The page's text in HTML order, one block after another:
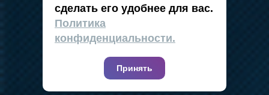
политика в отношении обработки
персональных данных
публичная оферта
карта сайта
2019 — 2026 @ Компания Vincci
сделать его удобнее для вас.
Политика
конфиденциальности.
Принять